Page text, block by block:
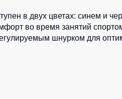
в двух цветах: синем и
во время занятий
шнурком для